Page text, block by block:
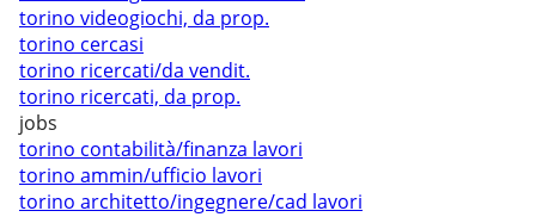
torino videogiochi, da prop.
torino cercasi
torino ricercati/da vendit.
torino ricercati, da prop.
jobs
torino contabilità/finanza lavori
torino ammin/ufficio lavori
torino architetto/ingegnere/cad lavori